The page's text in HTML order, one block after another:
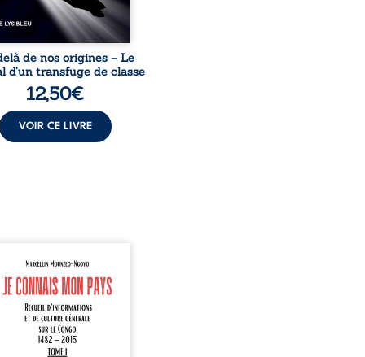
de nos origines – Le
d’un transfuge de classe
12,50€
VOIR CE LIVRE
mon pays se
comme une œuvre de
et d’éveil civique,
à raviver la mémoire
En retraçant les
étapes de l’histoire
il entend combattre